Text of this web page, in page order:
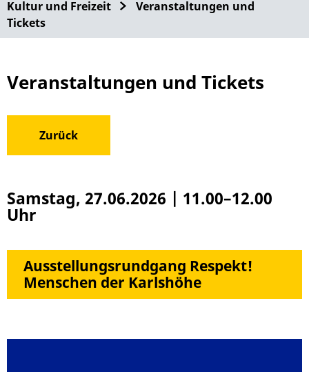
Kultur und Freizeit
Veranstaltungen und
Tickets
Veranstaltungen und Tickets
Zurück
Samstag, 27.06.2026 | 11.00–12.00
Uhr
Ausstellungsrundgang Respekt!
Menschen der Karlshöhe